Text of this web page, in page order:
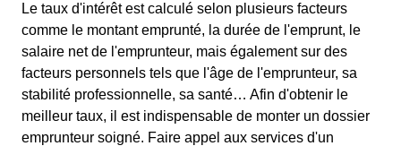
Le taux d'intérêt est calculé selon plusieurs facteurs
comme le montant emprunté, la durée de l'emprunt, le
salaire net de l'emprunteur, mais également sur des
facteurs personnels tels que l'âge de l'emprunteur, sa
stabilité professionnelle, sa santé… Afin d'obtenir le
meilleur taux, il est indispensable de monter un dossier
emprunteur soigné. Faire appel aux services d'un